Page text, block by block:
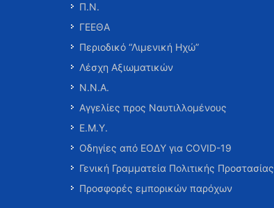
Π.Ν.
ΓΕΕΘΑ
Περιοδικό “Λιμενική Ηχώ”
Λέσχη Αξιωματικών
Ν.Ν.Α.
Αγγελίες προς Ναυτιλλομένους
Ε.Μ.Υ.
Οδηγίες από ΕΟΔΥ για COVID-19
Γενική Γραμματεία Πολιτικής Προστασίας
Προσφορές εμπορικών παρόχων